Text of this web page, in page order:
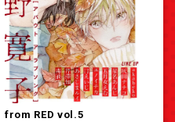
from RED vol.5